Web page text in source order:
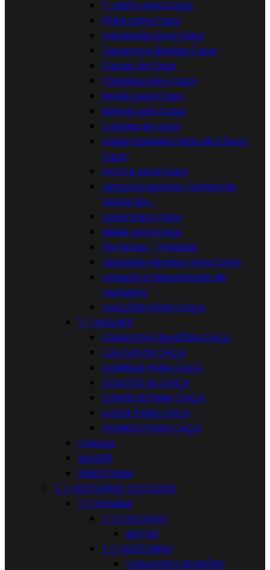
T-shirts para Caça
Pólos para Caça
Camisolas para Caça
Casacos e Blusões Caça
Calças de Caça
Chapéus para Caça
Bonés para Caça
Boinas para Caça
Coletes de caça
Impermeáveis Fatos de Chuva
Caça
Gorros para Caça
Lenços,Gravatas, Cachecois,
Cintos etc..
Luvas para Caça
Meias para Caça
Perneiras - Polainas
Vestuário térmico para Caça
Limpeza e Manutenção de
Vestuário
CALÇÕES PARA CAÇA
  MULHER
CASACOS E BLUSÕES CAÇA
CALÇAS DE CAÇA
CAMISAS PARA CAÇA
COLETES DE CAÇA
CHAPÉUS PARA CAÇA
LUVAS PARA CAÇA
GORROS PARA CAÇA
Criança
BLASER
SWEDTEAM
  VESTUÁRIO OUTDOOR
  HOMEM
  CALÇADO
BOTAS
  VESTUÁRIO
CASACOS E BLUSÕES